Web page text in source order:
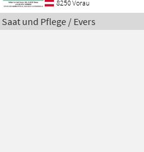
8250 Vorau
Saat und Pflege / Evers